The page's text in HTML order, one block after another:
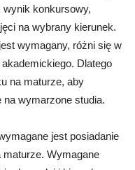
wynik konkursowy,
na wybrany kierunek.
wymagany, różni się w
Dlatego
na maturze, aby
wymarzone studia.
jest posiadanie
maturze. Wymagane